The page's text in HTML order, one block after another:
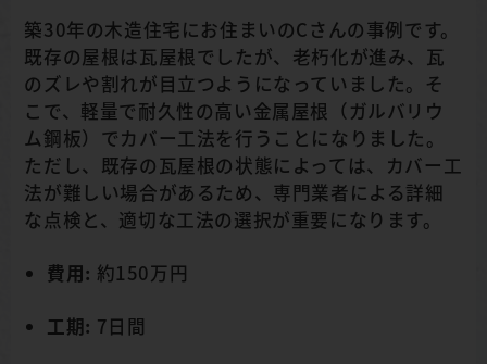
築30年の木造住宅にお住まいのCさんの事例です。
既存の屋根は瓦屋根でしたが、老朽化が進み、瓦
のズレや割れが目立つようになっていました。そ
こで、軽量で耐久性の高い金属屋根（ガルバリウ
ム鋼板）でカバー工法を行うことになりました。
ただし、既存の瓦屋根の状態によっては、カバー工
法が難しい場合があるため、専門業者による詳細
な点検と、適切な工法の選択が重要になります。
費用: 約150万円
工期: 7日間